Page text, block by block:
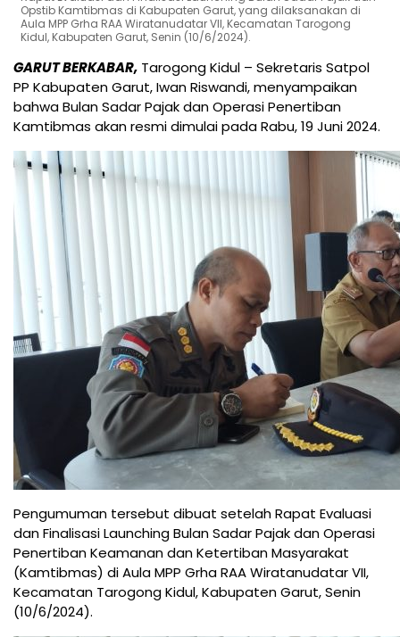
Opstib Kamtibmas di Kabupaten Garut, yang dilaksanakan di
Aula MPP Grha RAA Wiratanudatar VII, Kecamatan Tarogong
Kidul, Kabupaten Garut, Senin (10/6/2024).
GARUT BERKABAR, Tarogong Kidul – Sekretaris Satpol
PP Kabupaten Garut, Iwan Riswandi, menyampaikan
bahwa Bulan Sadar Pajak dan Operasi Penertiban
Kamtibmas akan resmi dimulai pada Rabu, 19 Juni 2024.
Pengumuman tersebut dibuat setelah Rapat Evaluasi
dan Finalisasi Launching Bulan Sadar Pajak dan Operasi
Penertiban Keamanan dan Ketertiban Masyarakat
(Kamtibmas) di Aula MPP Grha RAA Wiratanudatar VII,
Kecamatan Tarogong Kidul, Kabupaten Garut, Senin
(10/6/2024).